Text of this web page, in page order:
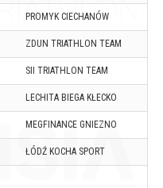
PROMYK CIECHANÓW
ZDUN TRIATHLON TEAM
SII TRIATHLON TEAM
LECHITA BIEGA KŁECKO
MEGFINANCE GNIEZNO
ŁÓDŹ KOCHA SPORT